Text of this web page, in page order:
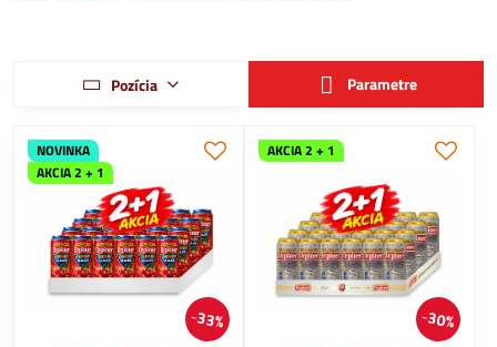
Pozícia Parametre
33%
NOVINKA
AKCIA 2 + 1
30%
AKCIA 2 + 1